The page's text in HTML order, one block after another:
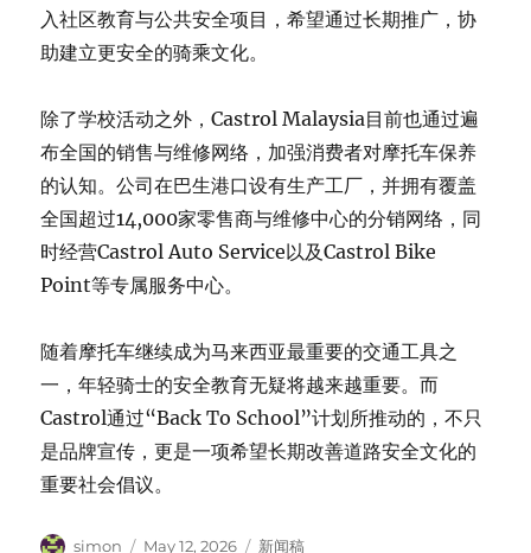
入社区教育与公共安全项目，希望通过长期推广，协
助建立更安全的骑乘文化。
除了学校活动之外，Castrol Malaysia目前也通过遍
布全国的销售与维修网络，加强消费者对摩托车保养
的认知。公司在巴生港口设有生产工厂，并拥有覆盖
全国超过14,000家零售商与维修中心的分销网络，同
时经营Castrol Auto Service以及Castrol Bike
Point等专属服务中心。
随着摩托车继续成为马来西亚最重要的交通工具之
一，年轻骑士的安全教育无疑将越来越重要。而
Castrol通过“Back To School”计划所推动的，不只
是品牌宣传，更是一项希望长期改善道路安全文化的
重要社会倡议。
Author
simon
Posted
May 12, 2026 Categories
新闻稿